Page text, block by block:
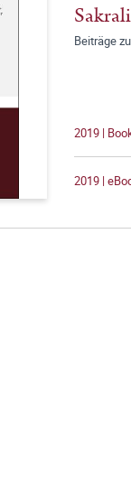
Beiträge
2019 |
2019 |